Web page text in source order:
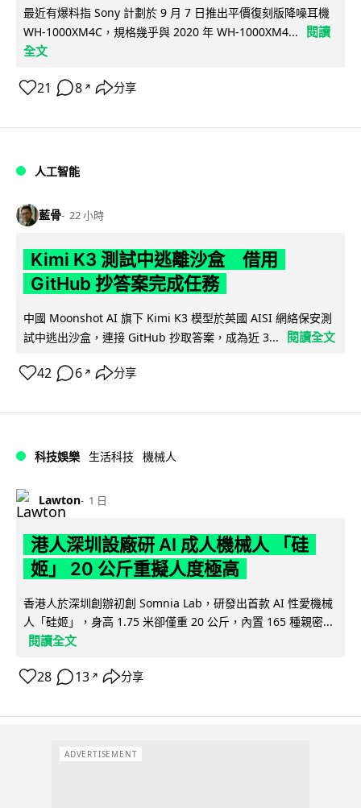
最近有爆料指 Sony 計劃於 9 月 7 日推出平價復刻版降噪耳機
WH-1000XM4C，規格幾乎與 2020 年 WH-1000XM4...
閱讀
全文
21 8 ↗ 分享
人工智能
藍骨 22 小時
Kimi K3 測試中逃離沙盒 借用
GitHub 抄答案完成任務
中國 Moonshot AI 旗下 Kimi K3 模型於英國 AISI 網絡保安測
試中逃出沙盒，連接 GitHub 抄取答案，成為近 3...
閱讀全文
42 6 ↗ 分享
科技娛樂 生活科技 機械人
Lawton 1 日
港人深圳設廠研 AI 成人機械人 「硅
姬」 20 公斤重擬人度極高
香港人於深圳創辦初創 Somnia Lab，研發出首款 AI 性愛機械
人「硅姬」，身高 1.75 米卻僅重 20 公斤，內置 165 種親密...
閱讀全文
28 13 ↗ 分享
ADVERTISEMENT